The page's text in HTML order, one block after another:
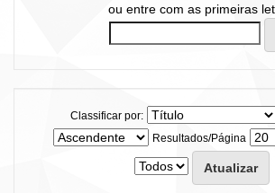
ou entre com as primeiras
Classificar por:
Resultados/Página